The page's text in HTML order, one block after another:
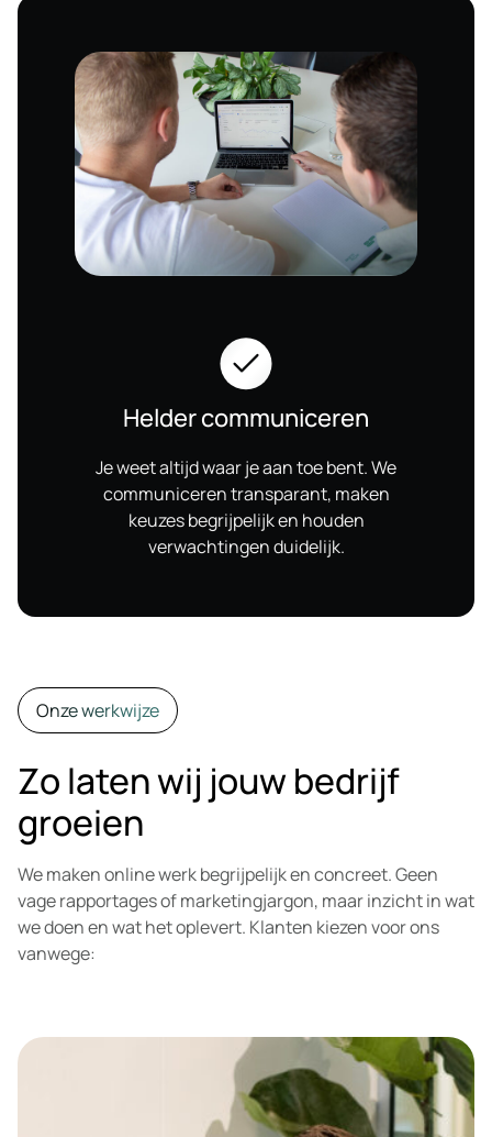
Helder communiceren
Je weet altijd waar je aan toe bent. We
communiceren transparant, maken
keuzes begrijpelijk en houden
verwachtingen duidelijk.
Onze werkwijze
Zo laten wij jouw bedrijf
groeien
We maken online werk begrijpelijk en concreet. Geen
vage rapportages of marketingjargon, maar inzicht in wat
we doen en wat het oplevert. Klanten kiezen voor ons
vanwege: